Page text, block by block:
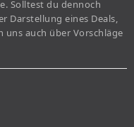
Solltest du dennoch
Darstellung eines Deals,
auch über Vorschläge